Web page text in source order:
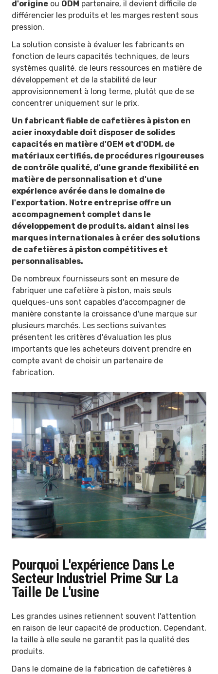
d'origine ou ODM partenaire, il devient difficile de
différencier les produits et les marges restent sous
pression.
La solution consiste à évaluer les fabricants en
fonction de leurs capacités techniques, de leurs
systèmes qualité, de leurs ressources en matière de
développement et de la stabilité de leur
approvisionnement à long terme, plutôt que de se
concentrer uniquement sur le prix.
Un fabricant fiable de cafetières à piston en
acier inoxydable doit disposer de solides
capacités en matière d'OEM et d'ODM, de
matériaux certifiés, de procédures rigoureuses
de contrôle qualité, d'une grande flexibilité en
matière de personnalisation et d'une
expérience avérée dans le domaine de
l'exportation. Notre entreprise offre un
accompagnement complet dans le
développement de produits, aidant ainsi les
marques internationales à créer des solutions
de cafetières à piston compétitives et
personnalisables.
De nombreux fournisseurs sont en mesure de
fabriquer une cafetière à piston, mais seuls
quelques-uns sont capables d'accompagner de
manière constante la croissance d'une marque sur
plusieurs marchés. Les sections suivantes
présentent les critères d'évaluation les plus
importants que les acheteurs doivent prendre en
compte avant de choisir un partenaire de
fabrication.
Pourquoi L'expérience Dans Le
Secteur Industriel Prime Sur La
Taille De L'usine
Les grandes usines retiennent souvent l'attention
en raison de leur capacité de production. Cependant,
la taille à elle seule ne garantit pas la qualité des
produits.
Dans le domaine de la fabrication de cafetières à